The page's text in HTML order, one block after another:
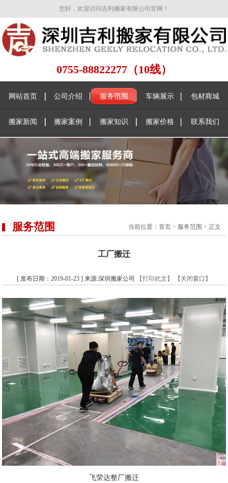
您好，欢迎访问吉利搬家有限公司官网！
0755-88822277（10线）
网站首页 公司介绍 服务范围 车辆展示 包材商城
搬家新闻 搬家案例 搬家知识 搬家价格 联系我们
服务范围 当前位置： 首页> 服务范围 > 正文
工厂搬迁
[ 发布日期：2019-01-23 ] 来源:深圳搬家公司 【打印此文】 【关闭窗口】
飞荣达整厂搬迁